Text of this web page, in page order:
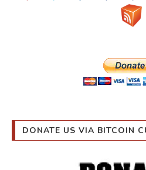
DONATE US VIA BITCOIN